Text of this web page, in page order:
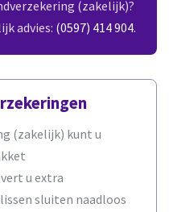
(zakelijk)?
advies: (0597) 414 904.
(zakelijk) kunt u
u extra
sluiten naadloos